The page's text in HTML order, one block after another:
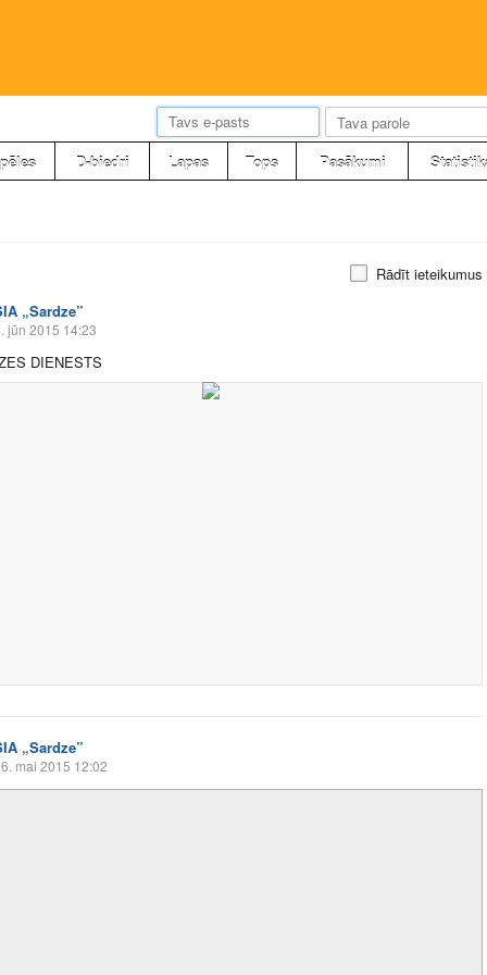
D-biedri Lapas Tops Pasākumi
Rādīt ieteikumus
„Sardze”
jūn 2015 14:23
DIENESTS
„Sardze”
mai 2015 12:02